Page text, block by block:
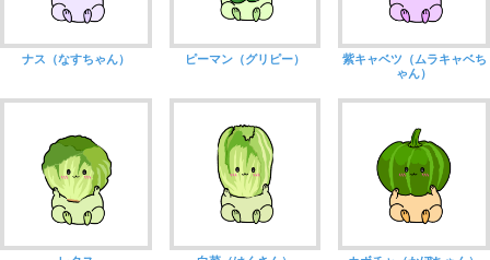
ナス（なすちゃん） ピーマン（グリピー）
紫キャベツ（ムラキャベち
ゃん）